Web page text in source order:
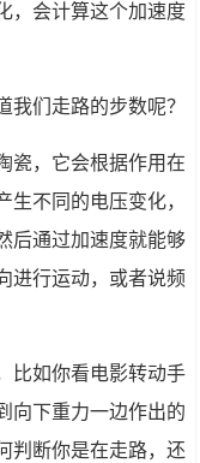
，会计算这个加速度
我们走路的步数呢？
瓷，它会根据作用在
生不同的电压变化，
后通过加速度就能够
进行运动，或者说频
比如你看电影转动手
向下重力一边作出的
判断你是在走路，还